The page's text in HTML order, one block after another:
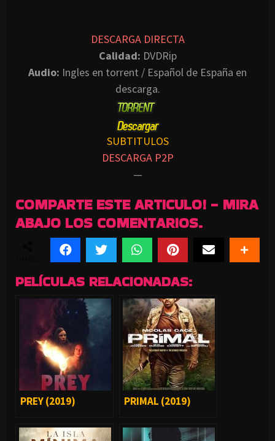
DESCARGA DIRECTA
Calidad: DVDRip
Audio: Ingles en torrent / Español de España en
descarga.
SUBTITULOS
DESCARGA P2P
—
COMPARTE ESTE ARTICULO! - MIRA
ABAJO LOS COMENTARIOS.
PELÍCULAS RELACIONADAS:
PREY (2019) PRIMAL (2019)